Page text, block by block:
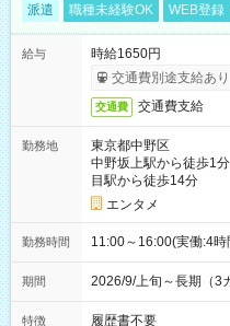
派遣 職種未経験OK WEB登録
給与
時給1650円
交通費別途支給あり
交通費 交通費支給
勤務地
東京都中野区
中野坂上駅から徒歩1分
目駅から徒歩14分
エンタメ
勤務時間 11:00～16:00(実働:4
期間 2026/9/上旬～長期（
特徴 履歴書不要